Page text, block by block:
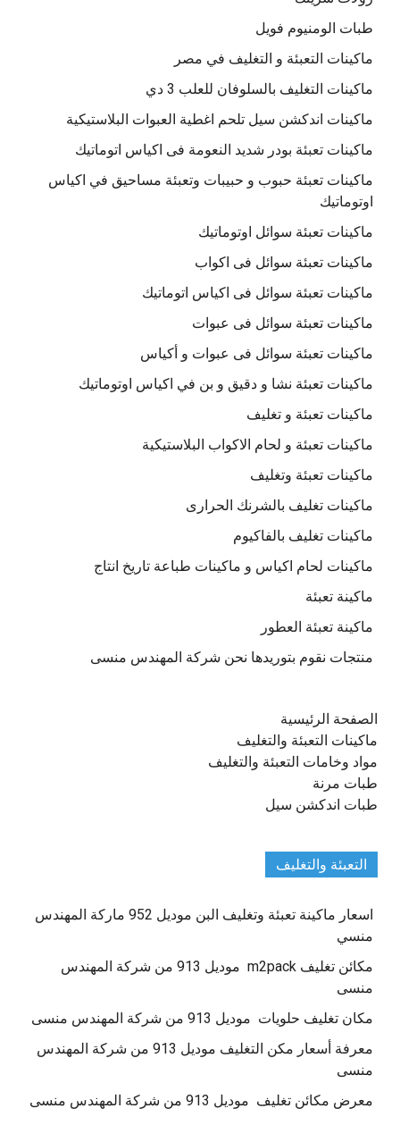
طبات الومنيوم فويل
ماكينات التعبئة و التغليف في مصر
ماكينات التغليف بالسلوفان للعلب 3 دي
ماكينات اندكشن سيل تلحم اغطية العبوات البلاستيكية
ماكينات تعبئة بودر شديد النعومة فى اكياس اتوماتيك
ماكينات تعبئة حبوب و حبيبات وتعبئة مساحيق في اكياس
اوتوماتيك
ماكينات تعبئة سوائل اوتوماتيك
ماكينات تعبئة سوائل فى اكواب
ماكينات تعبئة سوائل فى اكياس اتوماتيك
ماكينات تعبئة سوائل فى عبوات
ماكينات تعبئة سوائل فى عبوات و أكياس
ماكينات تعبئة نشا و دقيق و بن في اكياس اوتوماتيك
ماكينات تعبئة و تغليف
ماكينات تعبئة و لحام الاكواب البلاستيكية
ماكينات تعبئة وتغليف
ماكينات تغليف بالشرنك الحرارى
ماكينات تغليف بالفاكيوم
ماكينات لحام اكياس و ماكينات طباعة تاريخ انتاج
ماكينة تعبئة
ماكينة تعبئة العطور
منتجات نقوم بتوريدها نحن شركة المهندس منسى
الصفحة الرئيسية
ماكينات التعبئة والتغليف
مواد وخامات التعبئة والتغليف
طبات مرنة
طبات اندكشن سيل
التعبئة والتغليف
اسعار ماكينة تعبئة وتغليف البن موديل 952 ماركة المهندس
منسي
مكائن تغليف m2pack موديل 913 من شركة المهندس
منسى
مكان تغليف حلويات موديل 913 من شركة المهندس منسى
معرفة أسعار مكن التغليف موديل 913 من شركة المهندس
منسى
معرض مكائن تغليف موديل 913 من شركة المهندس منسى